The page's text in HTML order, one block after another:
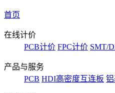
首页
在线计价
PCB计价 FPC计价 SMT/
产品与服务
PCB HDI高密度互连板